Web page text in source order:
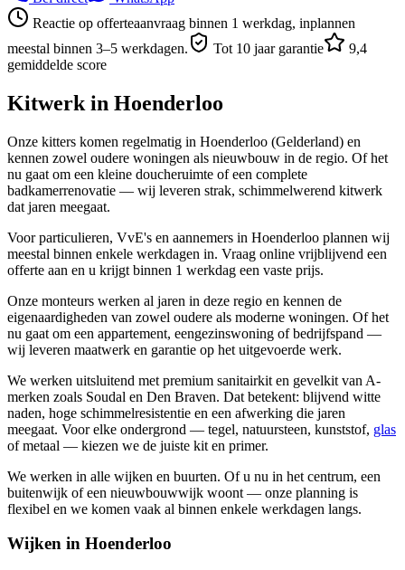
Reactie op offerteaanvraag binnen 1 werkdag, inplannen
meestal binnen 3–5 werkdagen.
Tot 10 jaar garantie
9,4
gemiddelde score
Kitwerk in Hoenderloo
Onze kitters komen regelmatig in Hoenderloo (Gelderland) en
kennen zowel oudere woningen als nieuwbouw in de regio. Of het
nu gaat om een kleine doucheruimte of een complete
badkamerrenovatie — wij leveren strak, schimmelwerend kitwerk
dat jaren meegaat.
Voor particulieren, VvE's en aannemers in Hoenderloo plannen wij
meestal binnen enkele werkdagen in. Vraag online vrijblijvend een
offerte aan en u krijgt binnen 1 werkdag een vaste prijs.
Onze monteurs werken al jaren in deze regio en kennen de
eigenaardigheden van zowel oudere als moderne woningen. Of het
nu gaat om een appartement, eengezinswoning of bedrijfspand —
wij leveren maatwerk en garantie op het uitgevoerde werk.
We werken uitsluitend met premium sanitairkit en gevelkit van A-
merken zoals Soudal en Den Braven. Dat betekent: blijvend witte
naden, hoge schimmelresistentie en een afwerking die jaren
meegaat. Voor elke ondergrond — tegel, natuursteen, kunststof, glas
of metaal — kiezen we de juiste kit en primer.
We werken in alle wijken en buurten. Of u nu in het centrum, een
buitenwijk of een nieuwbouwwijk woont — onze planning is
flexibel en we komen vaak al binnen enkele werkdagen langs.
Wijken in Hoenderloo